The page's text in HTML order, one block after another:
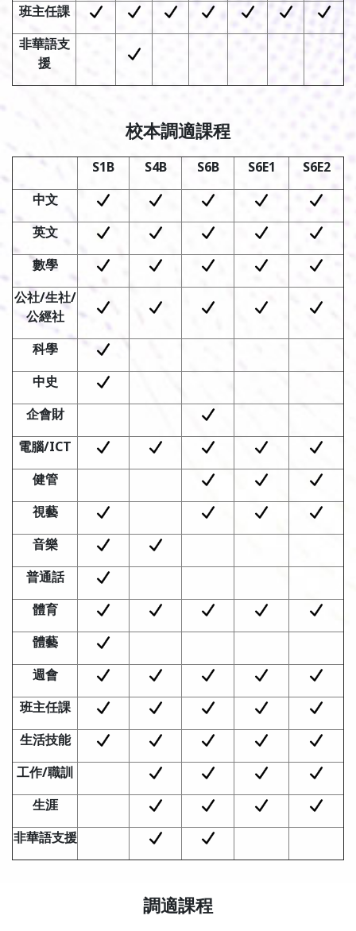
班主任課
非華語支
援
校本調適課程
S1B S4B S6B S6E1
S6E2
中文
英文
數學
公社/生社/
公經社
科學
中史
企會財
電腦/ICT
健管
視藝
音樂
普通話
體育
體藝
週會
班主任課
生活技能
工作/職訓
生涯
非華語支援
調適課程